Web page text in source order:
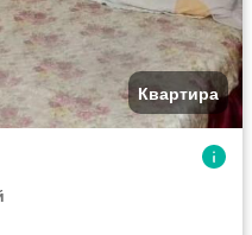
Квартира